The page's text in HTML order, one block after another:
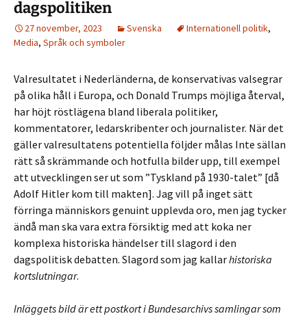
dagspolitiken
27 november, 2023 Svenska Internationell politik,
Media, Språk och symboler
Valresultatet i Nederländerna, de konservativas valsegrar
på olika håll i Europa, och Donald Trumps möjliga återval,
har höjt röstlägena bland liberala politiker,
kommentatorer, ledarskribenter och journalister. När det
gäller valresultatens potentiella följder målas Inte sällan
rätt så skrämmande och hotfulla bilder upp, till exempel
att utvecklingen ser ut som ”Tyskland på 1930-talet” [då
Adolf Hitler kom till makten]. Jag vill på inget sätt
förringa människors genuint upplevda oro, men jag tycker
ändå man ska vara extra försiktig med att koka ner
komplexa historiska händelser till slagord i den
dagspolitisk debatten. Slagord som jag kallarhistoriska
kortslutningar.
Inläggets bild är ett postkort i Bundesarchivs samlingar som